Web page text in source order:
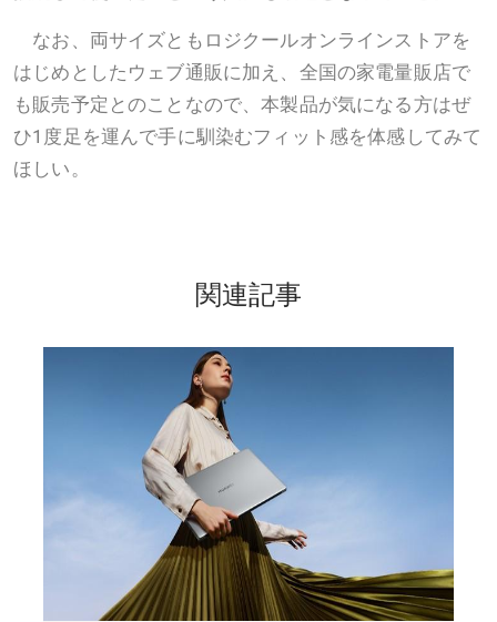
なお、両サイズともロジクールオンラインストアを
はじめとしたウェブ通販に加え、全国の家電量販店で
も販売予定とのことなので、本製品が気になる方はぜ
ひ1度足を運んで手に馴染むフィット感を体感してみて
ほしい。
関連記事